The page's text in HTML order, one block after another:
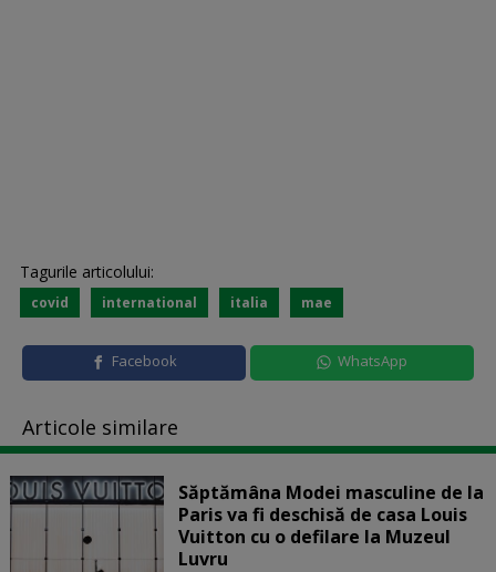
Tagurile articolului:
covid international italia mae
Facebook WhatsApp
Articole similare
Săptămâna Modei masculine de la
Paris va fi deschisă de casa Louis
Vuitton cu o defilare la Muzeul
Luvru